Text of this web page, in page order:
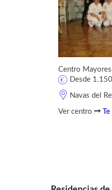
Centro
Navas del
Desde
Ver centro